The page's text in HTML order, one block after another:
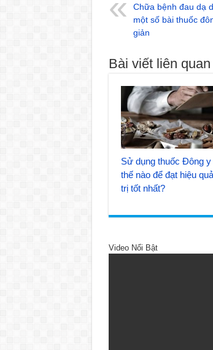
Chữa bệnh đau dạ
một số bài thuốc
giản
Bài viết liên quan
Sử dụng thuốc Đông
thế nào để đạt hiệu
trị tốt nhất?
Video Nổi Bật